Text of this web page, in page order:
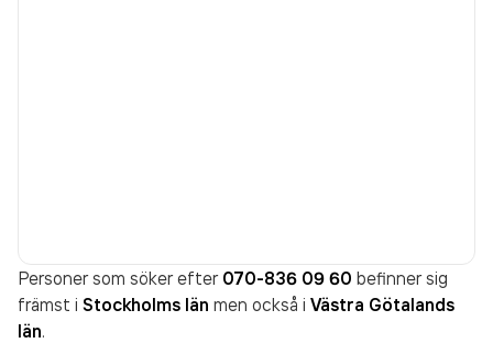
Personer som söker efter 070-836 09 60 befinner sig
främst i Stockholms län men också i Västra Götalands
län.